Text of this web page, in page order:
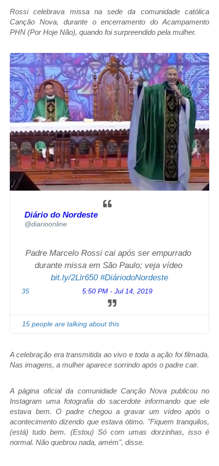
Rossi celebrava missa na sede da comunidade católica
Canção Nova, durante o encerramento do Acampamento
PHN (Por Hoje Não), quando foi surpreendido pela mulher.
Diário do Nordeste
@diarioonline
Padre Marcelo Rossi cai após ser empurrado
durante missa em São Paulo; veja vídeo
:
bit.ly/2Llr650 #DiáriodoNordeste
35 5:50 PM - Jul 14, 2019
15 people are talking about this
Twitter Ads info and privacy
A celebração era transmitida ao vivo e toda a ação foi filmada.
Nas imagens, a mulher aparece sorrindo após o padre cair.
A página oficial da comunidade Canção Nova publicou no
Instagram uma fotografia do sacerdote informando que ele
estava bem. O padre chegou a gravar um vídeo após o
acontecimento dizendo que estava ótimo. "Fiquem tranquilos,
(está) tudo bem. (Estou) Só com umas dorzinhas, isso é
normal. Não quebrou nada, amém", disse.